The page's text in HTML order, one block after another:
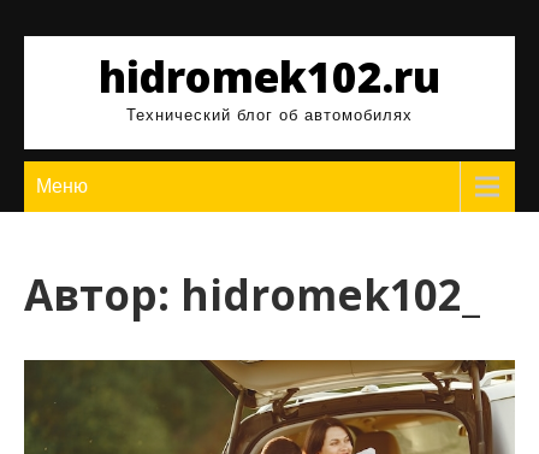
содержимомуhidromek102.ru
Технический блог об автомобилях
Меню
Автор: hidromek102_